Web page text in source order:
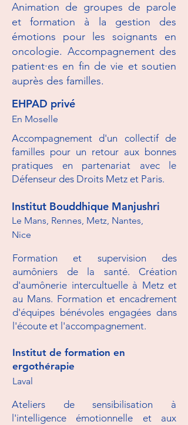
Animation de groupes de parole
et formation à la gestion des
émotions pour les soignants en
oncologie. Accompagnement des
patient·es en fin de vie et soutien
auprès des familles.
EHPAD privé
En Moselle
Accompagnement d'un collectif de
familles pour un retour aux bonnes
pratiques en partenariat avec le
Défenseur des Droits Metz et Paris.
Institut Bouddhique Manjushri
Le Mans, Rennes, Metz, Nantes,
Nice
Formation et supervision des
aumôniers de la santé. Création
d'aumônerie intercultuelle à Metz et
au Mans. Formation et encadrement
d'équipes bénévoles engagées dans
l'écoute et l'accompagnement.
Institut de formation en
ergothérapie
Laval
Ateliers de sensibilisation à
l'intelligence émotionnelle et aux